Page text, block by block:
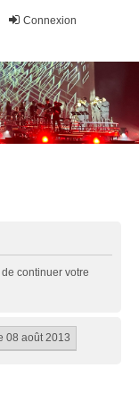
Connexion
continuer votre